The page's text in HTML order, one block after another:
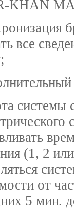
KHAN
все
системы
(1, 2
от
5 мин.